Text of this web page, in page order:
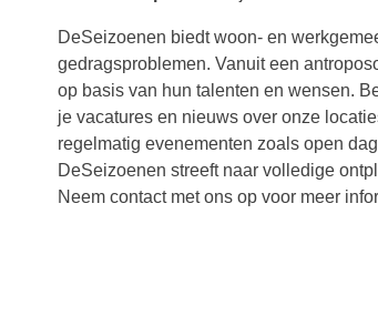
DeSeizoenen biedt woon- en
gedragsproblemen. Vanuit een
op basis van hun talenten en wensen.
je vacatures en nieuws over onze
regelmatig evenementen zoals open
DeSeizoenen streeft naar volledige
Neem contact met ons op voor meer